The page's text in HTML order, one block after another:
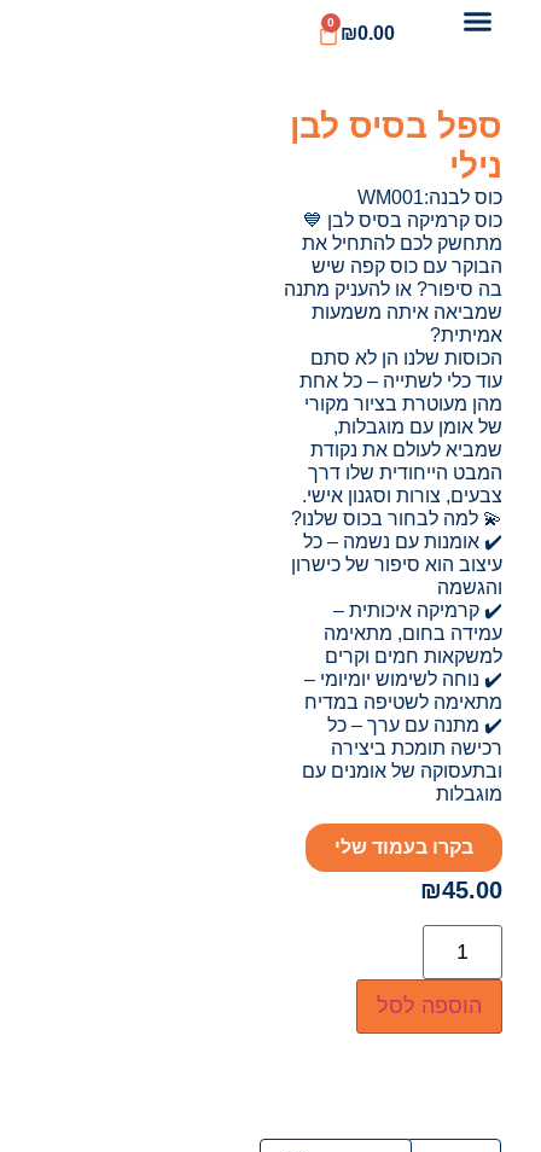
₪0.00
0
ספל בסיס לבן
נילי
כוס לבנה:WM001
כוס קרמיקה בסיס לבן 💙
מתחשק לכם להתחיל את
הבוקר עם כוס קפה שיש
בה סיפור? או להעניק מתנה
שמביאה איתה משמעות
אמיתית?
הכוסות שלנו הן לא סתם
עוד כלי לשתייה – כל אחת
מהן מעוטרת בציור מקורי
של אומן עם מוגבלות,
שמביא לעולם את נקודת
המבט הייחודית שלו דרך
צבעים, צורות וסגנון אישי.
💫 למה לבחור בכוס שלנו?
✔️ אומנות עם נשמה – כל
עיצוב הוא סיפור של כישרון
והגשמה
✔️ קרמיקה איכותית –
עמידה בחום, מתאימה
למשקאות חמים וקרים
✔️ נוחה לשימוש יומיומי –
מתאימה לשטיפה במדיח
✔️ מתנה עם ערך – כל
רכישה תומכת ביצירה
ובתעסוקה של אומנים עם
מוגבלות
בקרו בעמוד שלי
₪45.00
הוספה לסל